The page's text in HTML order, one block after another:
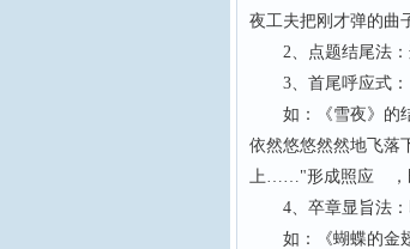
夜工夫把刚才弹的
2、点题结尾法：
3、首尾呼应式：
如：《雪夜》的结
依然悠悠然然地飞
上……"形成照应 ，既
4、卒章显旨法：
如：《蝴蝶的金翅